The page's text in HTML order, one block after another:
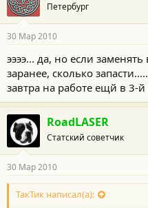
Петербург
30 Мар 2010
ээээ... да, но если
заранее, сколько
завтра на работе ещй в 3-й
RoadLASER
Статский советчик
30 Мар 2010
ТакТик написал(а):